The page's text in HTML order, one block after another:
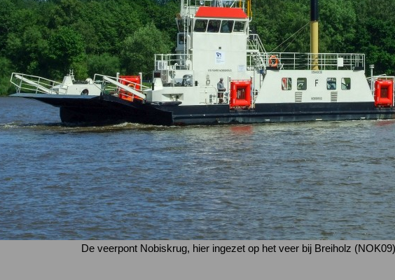
De veerpont Nobiskrug, hier ingezet op het veer bij Breiholz (NOK09)